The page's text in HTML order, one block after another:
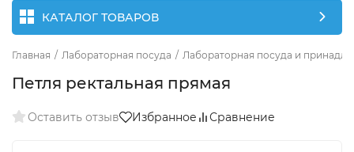
КАТАЛОГ ТОВАРОВ
Главная / Лабораторная посуда / Лабораторная посуда и
Петля ректальная прямая
Оставить отзыв Избранное Сравнение